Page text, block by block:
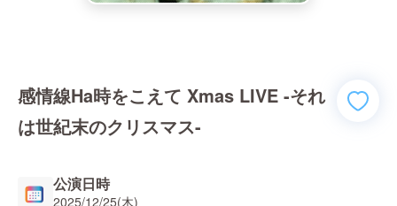
感情線Ha時をこえて Xmas LIVE -それ
は世紀末のクリスマス-
公演日時
2025/12/25(木)